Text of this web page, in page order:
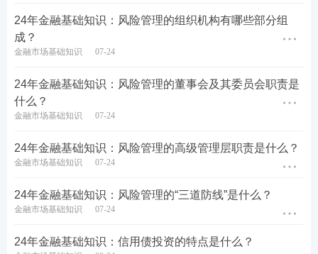
24年金融基础知识：风险管理的组织机构有哪些部分组
成？
金融市场基础知识 07-24
24年金融基础知识：风险管理的董事会及其委员会职责是
什么？
金融市场基础知识 07-24
24年金融基础知识：风险管理的高级管理层职责是什么？
金融市场基础知识 07-24
24年金融基础知识：风险管理的“三道防线”是什么？
金融市场基础知识 07-24
24年金融基础知识：信用债投资的特点是什么？